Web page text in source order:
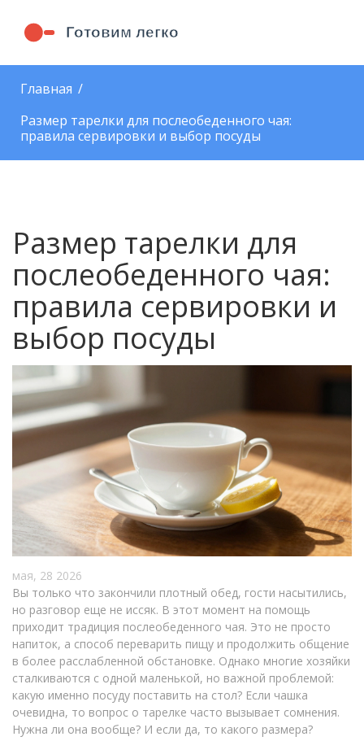
Главная
Размер тарелки для послеобеденного чая:
правила сервировки и выбор посуды
Размер тарелки для
послеобеденного чая:
правила сервировки и
выбор посуды
мая, 28 2026
Вы только что закончили плотный обед, гости насытились,
но разговор еще не иссяк. В этот момент на помощь
приходит традиция послеобеденного чая. Это не просто
напиток, а способ переварить пищу и продолжить общение
в более расслабленной обстановке. Однако многие хозяйки
сталкиваются с одной маленькой, но важной проблемой:
какую именно посуду поставить на стол? Если чашка
очевидна, то вопрос о тарелке часто вызывает сомнения.
Нужна ли она вообще? И если да, то какого размера?